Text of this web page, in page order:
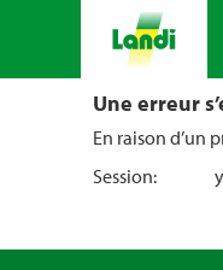
Une erreur
En raison d’un
Session: